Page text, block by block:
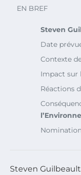
EN BREF
Steven
Date
Contexte
Impact sur
Réactions
Steven